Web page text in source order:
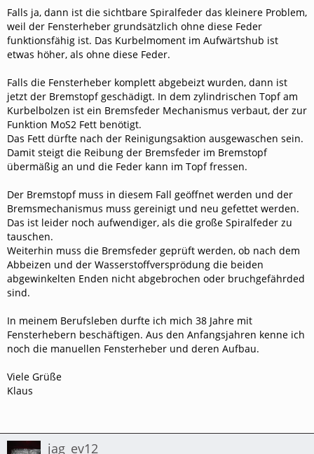
Falls ja, dann ist die sichtbare Spiralfeder das kleinere Problem,
weil der Fensterheber grundsätzlich ohne diese Feder
funktionsfähig ist. Das Kurbelmoment im Aufwärtshub ist
etwas höher, als ohne diese Feder.
Falls die Fensterheber komplett abgebeizt wurden, dann ist
jetzt der Bremstopf geschädigt. In dem zylindrischen Topf am
Kurbelbolzen ist ein Bremsfeder Mechanismus verbaut, der zur
Funktion MoS2 Fett benötigt.
Das Fett dürfte nach der Reinigungsaktion ausgewaschen sein.
Damit steigt die Reibung der Bremsfeder im Bremstopf
übermäßig an und die Feder kann im Topf fressen.
Der Bremstopf muss in diesem Fall geöffnet werden und der
Bremsmechanismus muss gereinigt und neu gefettet werden.
Das ist leider noch aufwendiger, als die große Spiralfeder zu
tauschen.
Weiterhin muss die Bremsfeder geprüft werden, ob nach dem
Abbeizen und der Wasserstoffversprödung die beiden
abgewinkelten Enden nicht abgebrochen oder bruchgefährded
sind.
In meinem Berufsleben durfte ich mich 38 Jahre mit
Fensterhebern beschäftigen. Aus den Anfangsjahren kenne ich
noch die manuellen Fensterheber und deren Aufbau.
Viele Grüße
Klaus
jag_ev12